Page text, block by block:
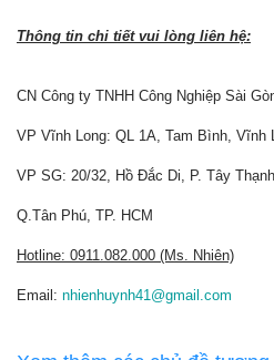
Thông tin chi tiết vui lòng liên hệ:
CN Công ty TNHH Công Nghiệp Sài
VP Vĩnh Long: QL 1A, Tam Bình, Vĩnh
VP SG: 20/32, Hồ Đắc Di, P. Tây Thạnh,
Q.Tân Phú, TP. HCM
Hotline: 0911.082.000 (Ms. Nhiên)
Email: nhienhuynh41@gmail.com